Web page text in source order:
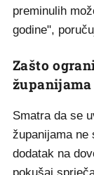
preminulih
godine",
Zašto
Smatra da se
županijama ne
dodatak na